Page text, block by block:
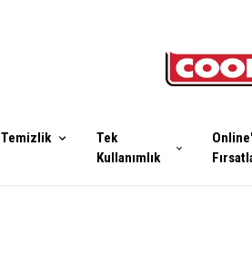
Temizlik
Tek
Kullanımlık